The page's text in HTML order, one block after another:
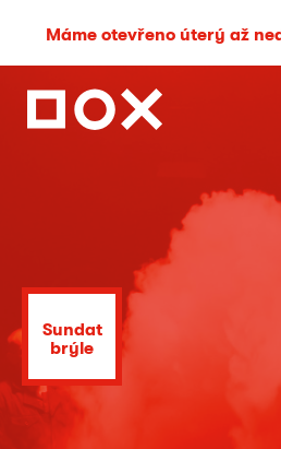
Máme otevřeno úterý až
Sundat
brýle